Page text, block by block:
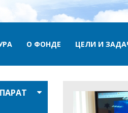
О ФОНДЕ ЦЕЛИ И